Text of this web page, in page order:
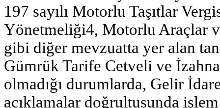
197 sayılı Motorlu Taşıtlar
Yönetmeliği4, Motorlu Araçlar
gibi diğer mevzuatta yer alan
Gümrük Tarife Cetveli ve
olmadığı durumlarda, Gelir
açıklamalar doğrultusunda